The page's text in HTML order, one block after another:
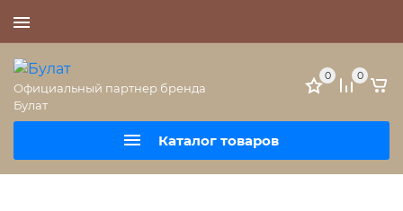
Официальный партнер бренда
Булат
Каталог товаров
0 0